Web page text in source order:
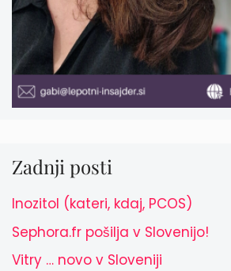
Zadnji posti
Inozitol (kateri, kdaj, PCOS)
Sephora.fr pošilja v Slovenijo!
Vitry … novo v Sloveniji